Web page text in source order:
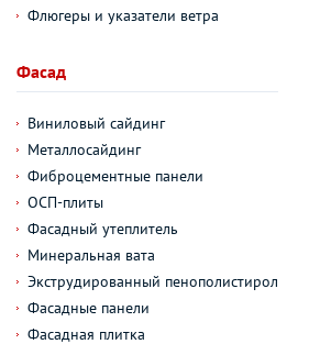
Флюгеры и указатели ветра
Фасад
Виниловый сайдинг
Металлосайдинг
Фиброцементные панели
ОСП-плиты
Фасадный утеплитель
Минеральная вата
Экструдированный пенополистирол
Фасадные панели
Фасадная плитка